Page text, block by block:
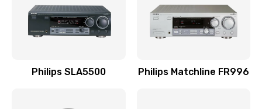
Ремонт экрана
1100 руб.
Philips SLA5500 Philips Matchline FR996